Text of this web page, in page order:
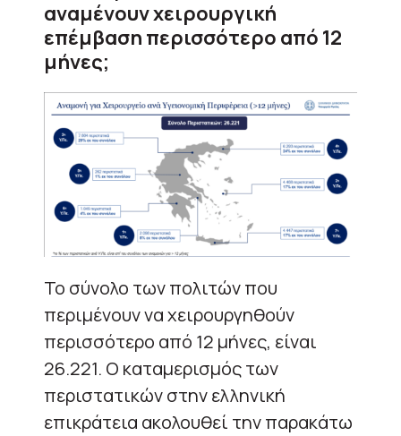
αναμένουν χειρουργική
επέμβαση περισσότερο από 12
μήνες;
Το σύνολο των πολιτών που
περιμένουν να χειρουργηθούν
περισσότερο από 12 μήνες, είναι
26.221. Ο καταμερισμός των
περιστατικών στην ελληνική
επικράτεια ακολουθεί την παρακάτω